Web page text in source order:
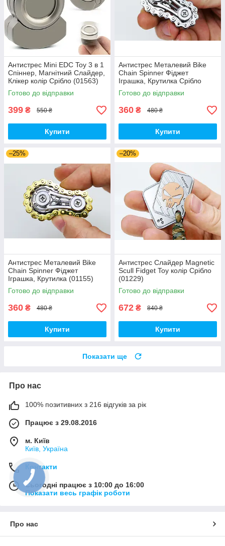
Антистрес Mini EDC Toy 3 в 1
Спіннер, Магнітний Слайдер,
Клікер колір Срібло (01563)
Готово до відправки
399 ₴ 550 ₴
Купити
Антистрес Металевий Bike
Chain Spinner Фіджет
Іграшка, Крутилка Срібло
(01154)
Готово до відправки
360 ₴ 480 ₴
Купити
–25%
Антистрес Металевий Bike
Chain Spinner Фіджет
Іграшка, Крутилка (01155)
Готово до відправки
360 ₴ 480 ₴
Купити
–20%
Антистрес Слайдер Magnetic
Scull Fidget Toy колір Срібло
(01229)
Готово до відправки
672 ₴ 840 ₴
Купити
Показати ще
Про нас
100% позитивних з 216 відгуків за рік
Працює з 29.08.2016
м. Київ
Київ, Україна
Контакти
Сьогодні працює з 10:00 до 16:00
Показати весь графік роботи
Про нас